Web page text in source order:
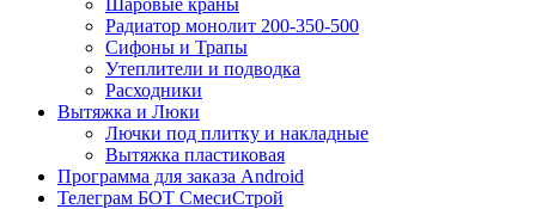
Шаровые краны
Радиатор монолит 200-350-500
Сифоны и Трапы
Утеплители и подводка
Расходники
Вытяжка и Люки
Лючки под плитку и накладные
Вытяжка пластиковая
Программа для заказа Android
Телеграм БОТ СмесиСтрой